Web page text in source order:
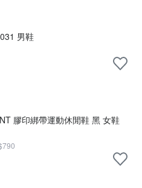
男鞋
膠印綁帶運動休閒鞋 黑 女鞋